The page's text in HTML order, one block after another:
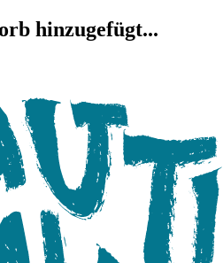
hinzugefügt...